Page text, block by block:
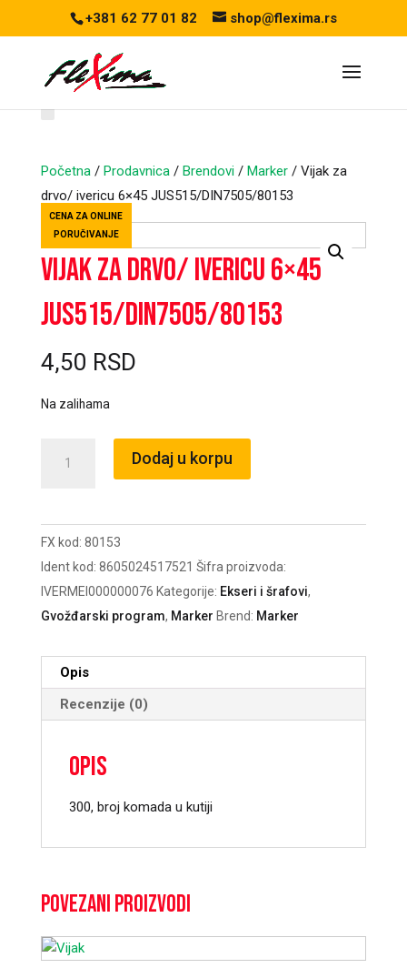
+381 62 77 01 82 shop@flexima.rs
Početna/ Prodavnica/ Brendovi/ Marker/ Vijak za
drvo/ ivericu 6×45 JUS515/DIN7505/80153
CENA ZA ONLINE
PORUČIVANJE
Vijak za drvo/ ivericu 6×45
JUS515/DIN7505/80153
4,50 RSD
Na zalihama
ivericu
6x45
JUS515/DIN7505/80153
količina
Dodaj u korpu
FX kod: 80153
Ident kod: 8605024517521 Šifra proizvoda:
IVERMEI000000076 Kategorije: Ekseri i šrafovi,
Gvožđarski program, Marker Brend: Marker
Opis
Recenzije (0)
Opis
300, broj komada u kutiji
Povezani proizvodi